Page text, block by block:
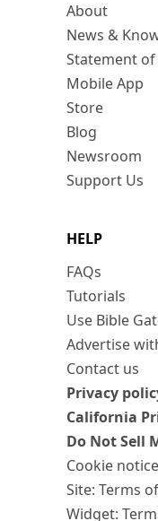
About
News &
Statement of
Mobile App
Store
Blog
Newsroom
Support Us
HELP
FAQs
Tutorials
Use Bible
Advertise
Contact us
Privacy
California
Do Not Sell
Cookie notice
Site: Terms
Widget: